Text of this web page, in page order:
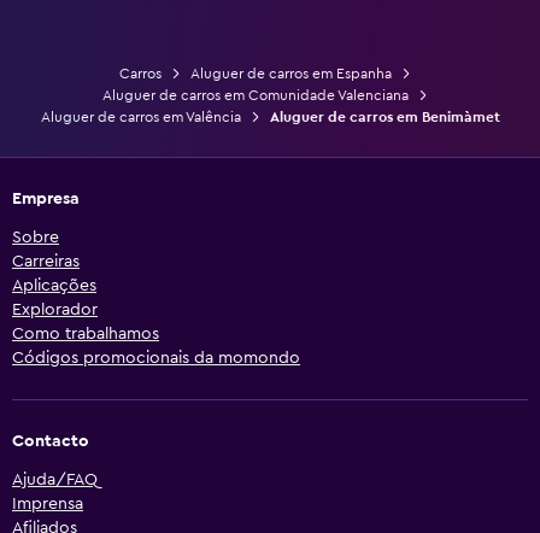
Carros
Aluguer de carros em Espanha
Aluguer de carros em Comunidade Valenciana
Aluguer de carros em Valência
Aluguer de carros em Benimàmet
Empresa
Sobre
Carreiras
Aplicações
Explorador
Como trabalhamos
Códigos promocionais da momondo
Contacto
Ajuda/FAQ
Imprensa
Afiliados